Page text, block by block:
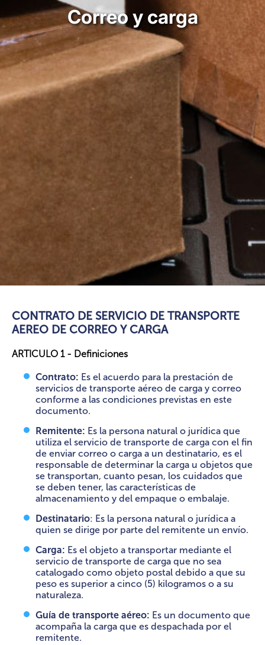
Correo y carga
CONTRATO DE SERVICIO DE TRANSPORTE
AEREO DE CORREO Y CARGA
ARTICULO 1 - Definiciones
Contrato: Es el acuerdo para la prestación de
servicios de transporte aéreo de carga y correo
conforme a las condiciones previstas en este
documento.
Remitente: Es la persona natural o jurídica que
utiliza el servicio de transporte de carga con el fin
de enviar correo o carga a un destinatario, es el
responsable de determinar la carga u objetos que
se transportan, cuanto pesan, los cuidados que
se deben tener, las características de
almacenamiento y del empaque o embalaje.
Destinatario: Es la persona natural o jurídica a
quien se dirige por parte del remitente un envío.
Carga: Es el objeto a transportar mediante el
servicio de transporte de carga que no sea
catalogado como objeto postal debido a que su
peso es superior a cinco (5) kilogramos o a su
naturaleza.
Guía de transporte aéreo: Es un documento que
acompaña la carga que es despachada por el
remitente.